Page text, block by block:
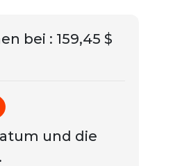
bei : 159,45 $
und die